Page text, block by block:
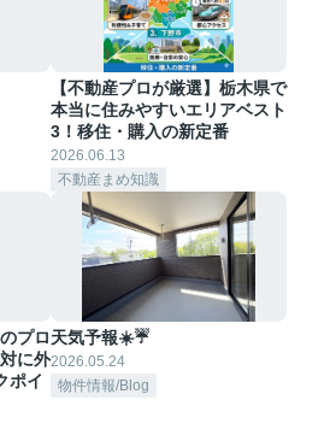
【不動産プロが厳選】栃木県で
本当に住みやすいエリアベスト
3！移住・購入の新定番
2026.06.13
不動産まめ知識
プロ
に外
ポイ
天気予報☀️☔
2026.05.24
物件情報/Blog